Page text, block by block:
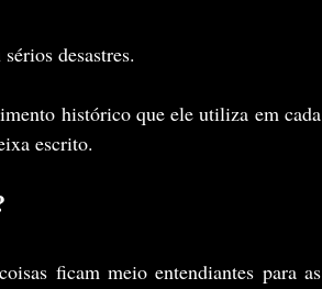
desastres.
histórico que ele utiliza em cada
escrito.
ficam meio entendiantes para as